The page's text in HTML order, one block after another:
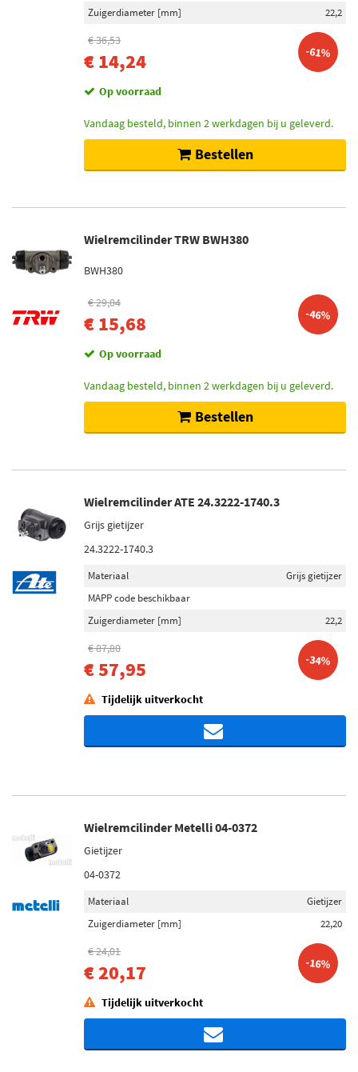
Zuigerdiameter [mm]
22,2
€ 36,53
€ 14,24 -61%
Op voorraad
Vandaag besteld, binnen 2 werkdagen bij u geleverd.
Bestellen
Wielremcilinder TRW BWH380
BWH380
€ 29,04
€ 15,68 -46%
Op voorraad
Vandaag besteld, binnen 2 werkdagen bij u geleverd.
Bestellen
Wielremcilinder ATE 24.3222-1740.3
Grijs gietijzer
24.3222-1740.3
Materiaal
Grijs gietijzer
MAPP code beschikbaar
Zuigerdiameter [mm]
22,2
€ 87,80
€ 57,95 -34%
Tijdelijk uitverkocht
Wielremcilinder Metelli 04-0372
Gietijzer
04-0372
Materiaal
Gietijzer
Zuigerdiameter [mm]
22,20
€ 24,01
€ 20,17 -16%
Tijdelijk uitverkocht